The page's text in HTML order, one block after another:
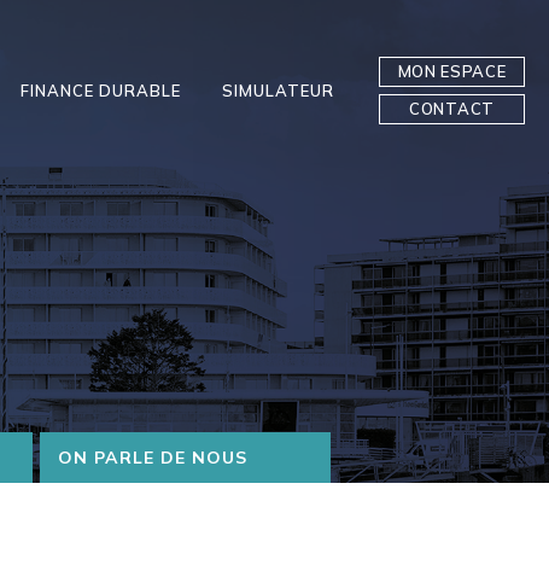
MON ESPACE
CONTACT
FINANCE DURABLE SIMULATEUR
ON PARLE DE NOUS